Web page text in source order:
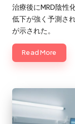
治療後にMRD陰性
低下が強く予測さ
が示された。
Read More